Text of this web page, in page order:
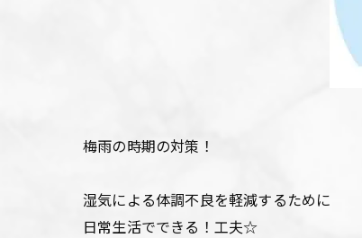
梅雨の時期の対策！
湿気による体調不良を軽減するために
日常生活でできる！工夫☆